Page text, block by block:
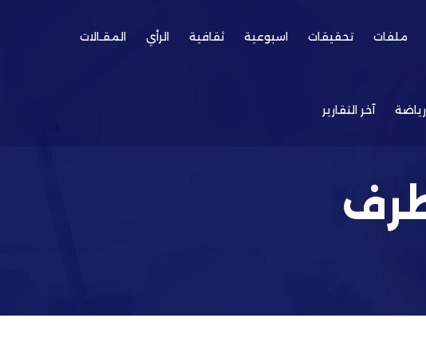
ملفات تحقيقات اسبوعية ثقافية الرأي المقـالات
رياضة آخر التقارير